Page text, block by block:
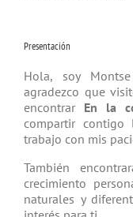
Presentación
Hola, soy
agradezco que
encontrar En la
compartir
trabajo con mis
También
crecimiento
natu­rales y